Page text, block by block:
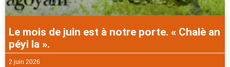
Le mois de juin est à notre porte. « Chalè an
péyi la ».
2 juin 2026